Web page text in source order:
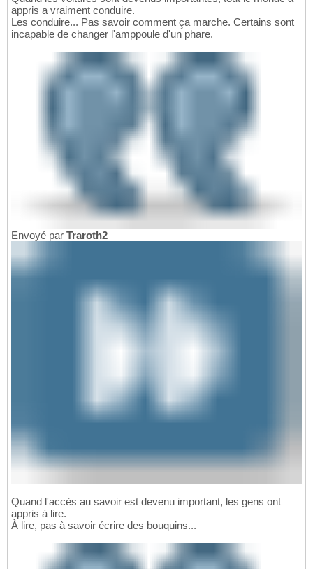
appris a vraiment conduire.
Les conduire... Pas savoir comment ça marche. Certains sont
incapable de changer l'amppoule d'un phare.
Envoyé par Traroth2
Quand l'accès au savoir est devenu important, les gens ont
appris à lire.
À lire, pas à savoir écrire des bouquins...